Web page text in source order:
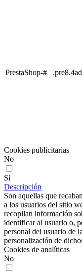
PrestaShop-#
Cookies publicitarias
No
Si
Descripción
Son aquellas que
a los usuarios del sitio
recopilan información
identificar al usuario o,
personal del usuario de
personalización de
Cookies de analíticas
No